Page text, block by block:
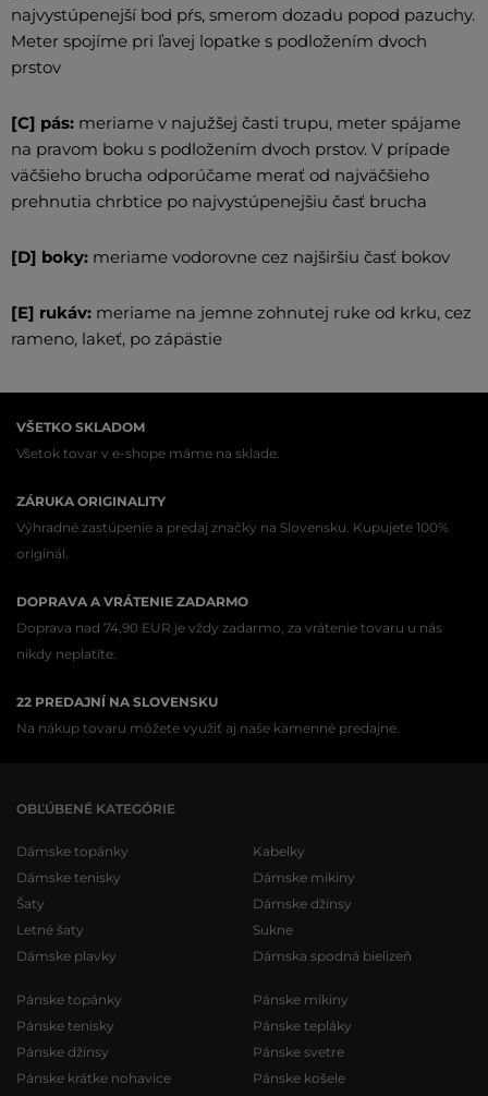
najvystúpenejší bod pŕs, smerom dozadu popod pazuchy.
Meter spojíme pri ľavej lopatke s podložením dvoch
prstov
[C] pás: meriame v najužšej časti trupu, meter spájame
na pravom boku s podložením dvoch prstov. V prípade
väčšieho brucha odporúčame merať od najväčšieho
prehnutia chrbtice po najvystúpenejšiu časť brucha
[D] boky: meriame vodorovne cez najširšiu časť bokov
[E] rukáv: meriame na jemne zohnutej ruke od krku, cez
rameno, lakeť, po zápästie
VŠETKO SKLADOM
Všetok tovar v e-shope máme na sklade.
ZÁRUKA ORIGINALITY
Výhradné zastúpenie a predaj značky na Slovensku. Kupujete 100%
originál.
DOPRAVA A VRÁTENIE ZADARMO
Doprava nad 74,90 EUR je vždy zadarmo, za vrátenie tovaru u nás
nikdy neplatíte.
22 PREDAJNÍ NA SLOVENSKU
Na nákup tovaru môžete využiť aj naše kamenné predajne.
OBĽÚBENÉ KATEGÓRIE
Dámske topánky
Dámske tenisky
Šaty
Letné šaty
Dámske plavky
Kabelky
Dámske mikiny
Dámske džínsy
Sukne
Dámska spodná bielizeň
Pánske topánky
Pánske tenisky
Pánske džínsy
Pánske krátke nohavice
Pánske mikiny
Pánske tepláky
Pánske svetre
Pánske košele